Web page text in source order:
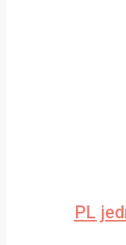
PL